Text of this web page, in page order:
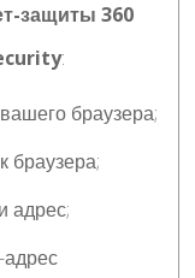
защиты 360
:
браузера;
браузера;
адрес;
адрес